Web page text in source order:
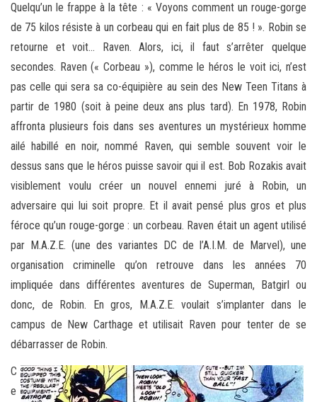
Quelqu’un le frappe à la tête : « Voyons comment un rouge-gorge
de 75 kilos résiste à un corbeau qui en fait plus de 85 ! ». Robin se
retourne et voit… Raven. Alors, ici, il faut s’arrêter quelque
secondes. Raven (« Corbeau »), comme le héros le voit ici, n’est
pas celle qui sera sa co-équipière au sein des New Teen Titans à
partir de 1980 (soit à peine deux ans plus tard). En 1978, Robin
affronta plusieurs fois dans ses aventures un mystérieux homme
ailé habillé en noir, nommé Raven, qui semble souvent voir le
dessus sans que le héros puisse savoir qui il est. Bob Rozakis avait
visiblement voulu créer un nouvel ennemi juré à Robin, un
adversaire qui lui soit propre. Et il avait pensé plus gros et plus
féroce qu’un rouge-gorge : un corbeau. Raven était un agent utilisé
par M.A.Z.E. (une des variantes DC de l’A.I.M. de Marvel), une
organisation criminelle qu’on retrouve dans les années 70
impliquée dans différentes aventures de Superman, Batgirl ou
donc, de Robin. En gros, M.A.Z.E. voulait s’implanter dans le
campus de New Carthage et utilisait Raven pour tenter de se
débarrasser de Robin.
C
e